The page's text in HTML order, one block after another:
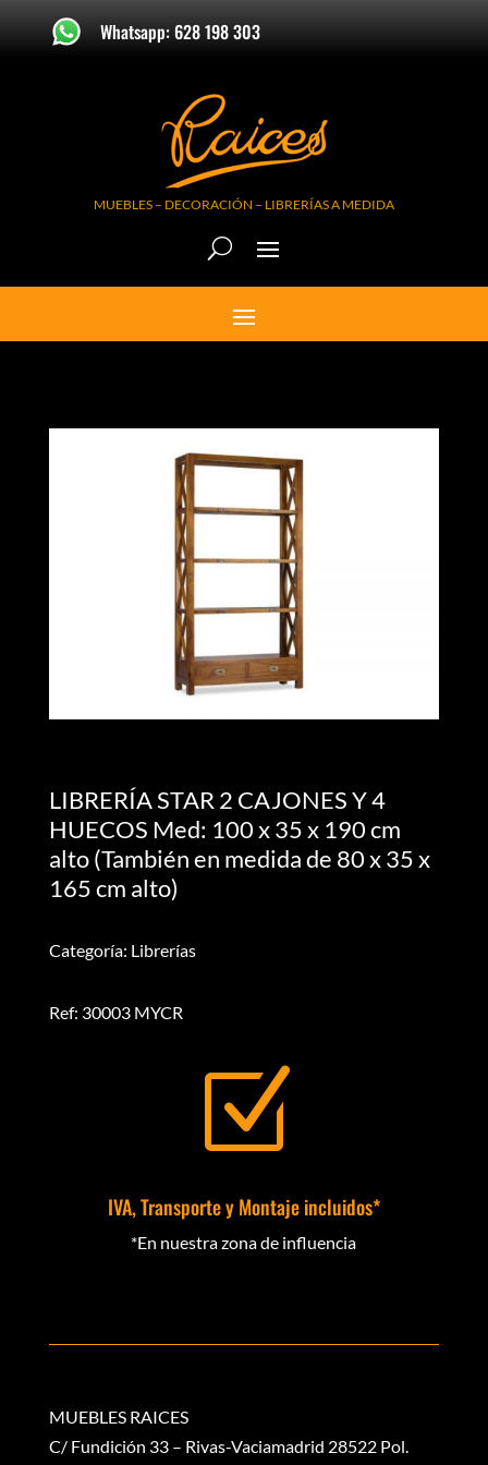
Whatsapp: 628 198 303
MUEBLES – DECORACIÓN – LIBRERÍAS A MEDIDA
LIBRERÍA STAR 2 CAJONES Y 4
HUECOS Med: 100 x 35 x 190 cm
alto (También en medida de 80 x 35 x
165 cm alto)
Categoría: Librerías
Ref: 30003 MYCR
Z
IVA, Transporte y Montaje incluidos*
*En nuestra zona de influencia
MUEBLES RAICES
C/ Fundición 33 – Rivas-Vaciamadrid 28522 Pol.